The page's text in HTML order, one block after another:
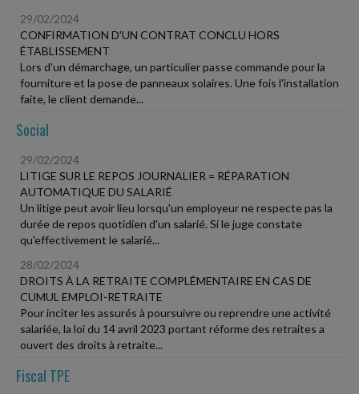
29/02/2024
CONFIRMATION D'UN CONTRAT CONCLU HORS
ÉTABLISSEMENT
Lors d'un démarchage, un particulier passe commande pour la
fourniture et la pose de panneaux solaires. Une fois l'installation
faite, le client demande...
Social
29/02/2024
LITIGE SUR LE REPOS JOURNALIER = RÉPARATION
AUTOMATIQUE DU SALARIÉ
Un litige peut avoir lieu lorsqu'un employeur ne respecte pas la
durée de repos quotidien d'un salarié. Si le juge constate
qu'effectivement le salarié...
28/02/2024
DROITS À LA RETRAITE COMPLÉMENTAIRE EN CAS DE
CUMUL EMPLOI-RETRAITE
Pour inciter les assurés à poursuivre ou reprendre une activité
salariée, la loi du 14 avril 2023 portant réforme des retraites a
ouvert des droits à retraite...
Fiscal TPE